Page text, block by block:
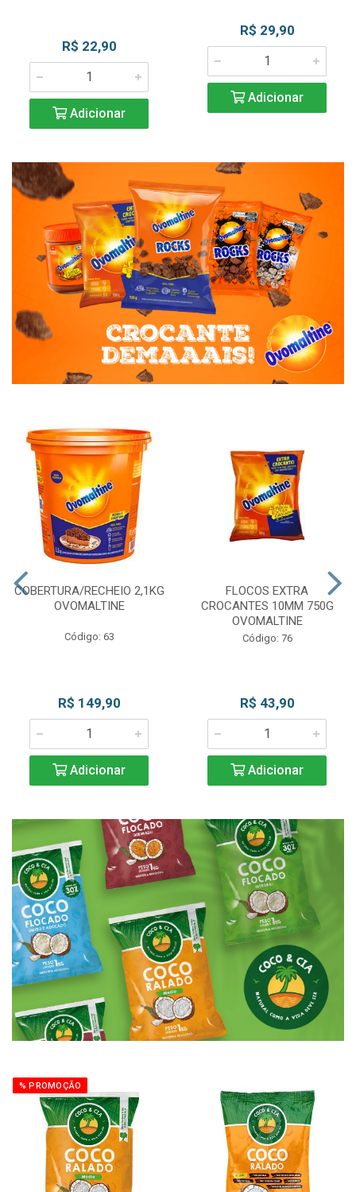
R$ 22,90
Adicionar
R$ 29,90
Adicionar
COBERTURA/RECHEIO 2,1KG
OVOMALTINE
Código: 63
R$ 149,90
Adicionar
FLOCOS EXTRA
CROCANTES 10MM 750G
OVOMALTINE
Código: 76
R$ 43,90
Adicionar
% PROMOÇÃO